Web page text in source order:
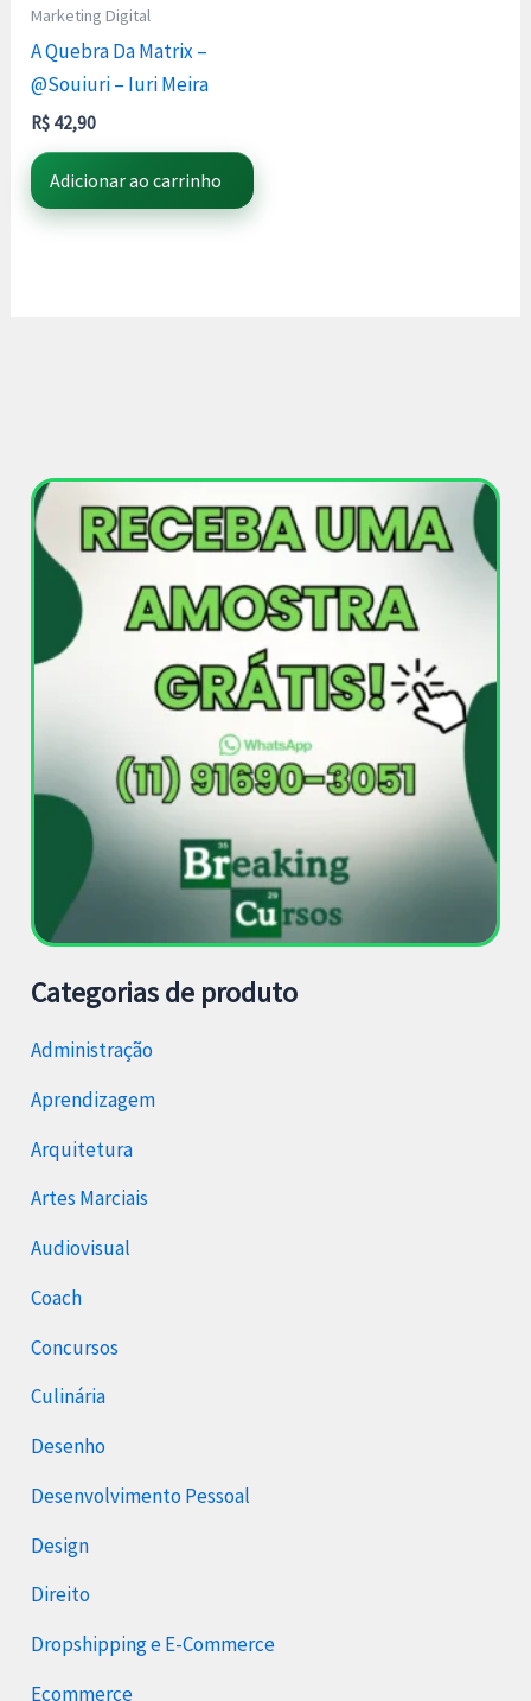
Marketing Digital
A Quebra Da Matrix –
@Souiuri – Iuri Meira
R$ 42,90
Adicionar ao carrinho
Categorias de produto
Administração
Aprendizagem
Arquitetura
Artes Marciais
Audiovisual
Coach
Concursos
Culinária
Desenho
Desenvolvimento Pessoal
Design
Direito
Dropshipping e E-Commerce
Ecommerce